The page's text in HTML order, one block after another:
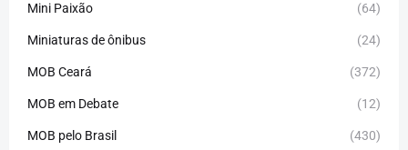
Mini Paixão (64)
Miniaturas de ônibus (24)
MOB Ceará (372)
MOB em Debate (12)
MOB pelo Brasil (430)